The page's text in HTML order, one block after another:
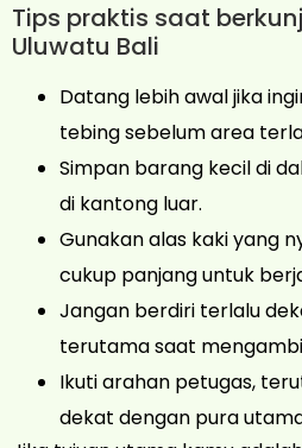
Tips praktis saat
Uluwatu Bali
Datang lebih awal jika
tebing sebelum area
Simpan barang kecil di
di kantong luar.
Gunakan alas kaki yang
cukup panjang untuk
Jangan berdiri terlalu
terutama saat
Ikuti arahan petugas,
dekat dengan pura